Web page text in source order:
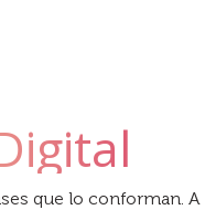
que lo conforman. A